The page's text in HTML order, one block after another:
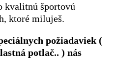
kvalitnú športovú
ktoré miluješ.
požiadaviek (
potlač.. ) nás